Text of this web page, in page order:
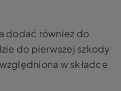
dodać również do
do pierwszej szkody
w składce